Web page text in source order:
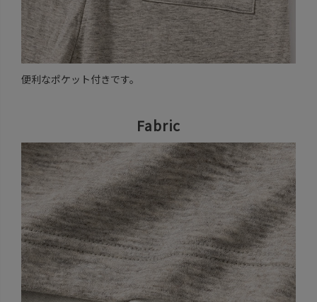
便利なポケット付きです。
Fabric